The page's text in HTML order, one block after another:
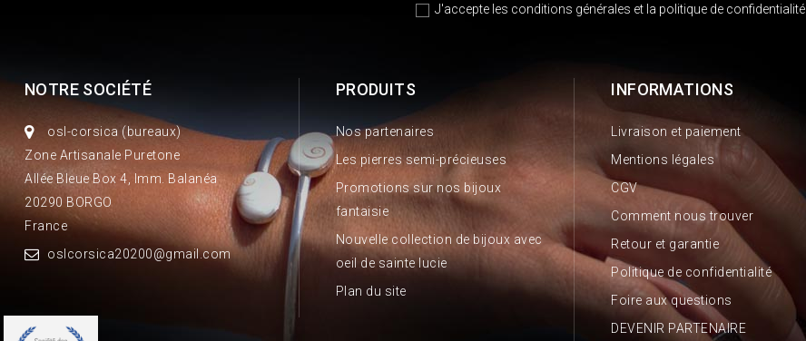
J'accepte les conditions générales et la politique de confidentialité
NOTRE SOCIÉTÉ
osl-corsica (bureaux)
Zone Artisanale Puretone
Allée Bleue Box 4, Imm. Balanéa
20290 BORGO
France
oslcorsica20200@gmail.com
PRODUITS
Nos partenaires
Les pierres semi-précieuses
Promotions sur nos bijoux
fantaisie
Nouvelle collection de bijoux avec
oeil de sainte lucie
Plan du site
INFORMATIONS
Livraison et paiement
Mentions légales
CGV
Comment nous trouver
Retour et garantie
Politique de confidentialité
Foire aux questions
DEVENIR PARTENAIRE